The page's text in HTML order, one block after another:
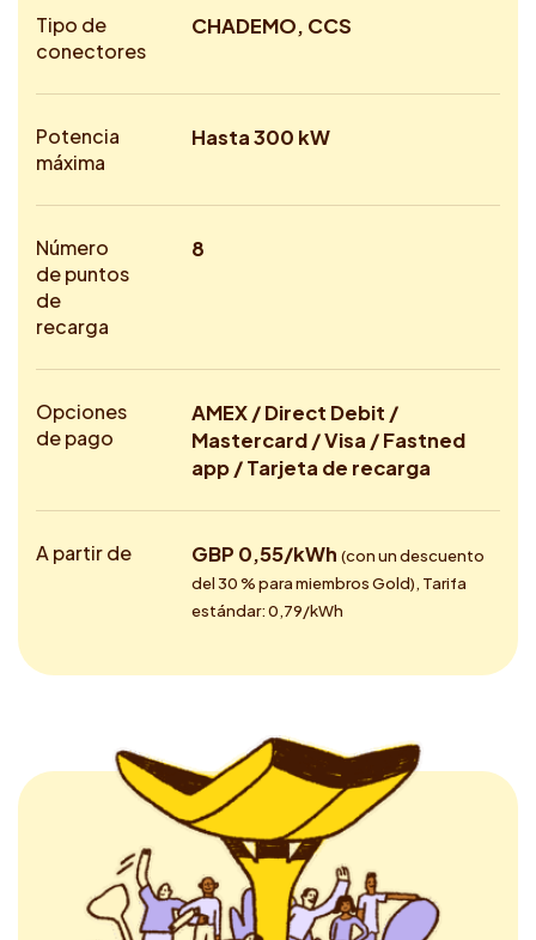
Tipo de
conectores
CHADEMO, CCS
Potencia
máxima
Hasta 300 kW
Número
de puntos
de
recarga
8
Opciones
de pago
AMEX / Direct Debit /
Mastercard / Visa / Fastned
app / Tarjeta de recarga
A partir de GBP 0,55/kWh (con un descuento
del 30 % para miembros Gold), Tarifa
estándar: 0,79/kWh